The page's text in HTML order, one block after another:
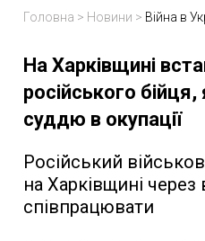
Головна > Новини > Війна в
На Харківщині
російського
суддю в окупації
Російський
на Харківщині через
співпрацювати